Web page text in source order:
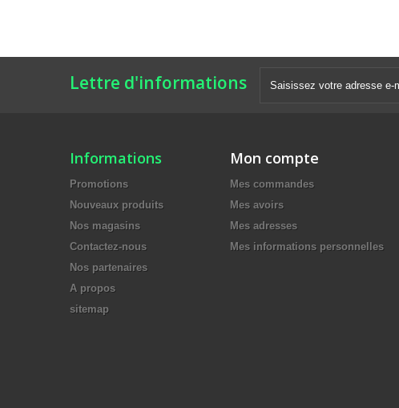
Lettre d'informations
Informations
Promotions
Nouveaux produits
Nos magasins
Contactez-nous
Nos partenaires
A propos
sitemap
Mon compte
Mes commandes
Mes avoirs
Mes adresses
Mes informations personnelles